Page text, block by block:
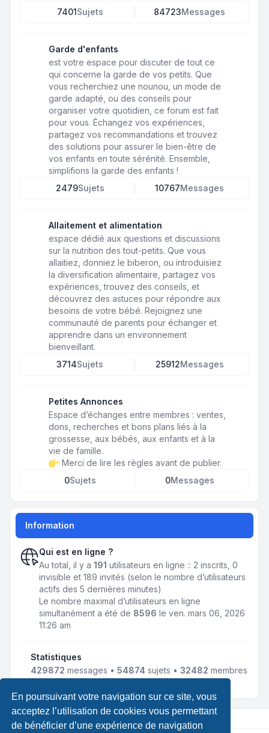
En poursuivant votre navigation sur ce site, vous
acceptez l’utilisation de cookies vous permettant
de bénéficier d’une expérience de navigation
7401Sujets 84723Messages
Garde d'enfants
est votre espace pour discuter de tout ce
qui concerne la garde de vos petits. Que
vous recherchiez une nounou, un mode de
garde adapté, ou des conseils pour
organiser votre quotidien, ce forum est fait
pour vous. Échangez vos expériences,
partagez vos recommandations et trouvez
des solutions pour assurer le bien-être de
vos enfants en toute sérénité. Ensemble,
simplifions la garde des enfants !
2479Sujets 10767Messages
Allaitement et alimentation
espace dédié aux questions et discussions
sur la nutrition des tout-petits. Que vous
allaitiez, donniez le biberon, ou introduisiez
la diversification alimentaire, partagez vos
expériences, trouvez des conseils, et
découvrez des astuces pour répondre aux
besoins de votre bébé. Rejoignez une
communauté de parents pour échanger et
apprendre dans un environnement
bienveillant.
3714Sujets 25912Messages
Petites Annonces
Espace d’échanges entre membres : ventes,
dons, recherches et bons plans liés à la
grossesse, aux bébés, aux enfants et à la
vie de famille.
Merci de lire les règles avant de publier.
0Sujets 0Messages
Information
Qui est en ligne ?
Au total, il y a 191 utilisateurs en ligne :: 2 inscrits, 0
invisible et 189 invités (selon le nombre d’utilisateurs
actifs des 5 dernières minutes)
Le nombre maximal d’utilisateurs en ligne
simultanément a été de 8596 le ven. mars 06, 2026
11:26 am
Statistiques
429872 messages • 54874 sujets • 32482 membres